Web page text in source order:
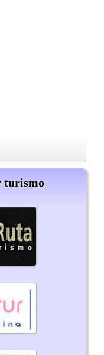
turismo